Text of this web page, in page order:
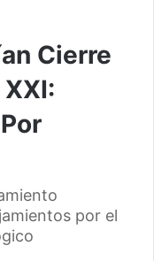
Cierre
por el